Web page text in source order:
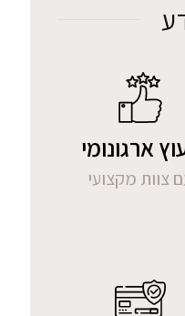
ארגונומי
צוות מקצועי